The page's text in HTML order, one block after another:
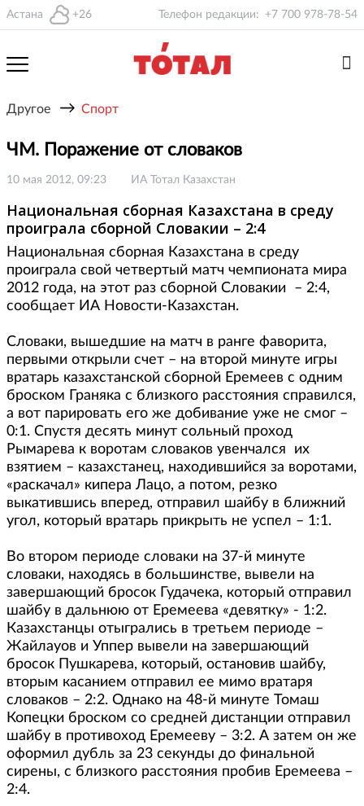
Астана +26 Телефон редакции: +7 700 978-78-54
Другое → Спорт
ЧМ. Поражение от словаков
10 мая 2012, 09:23 ИА Тотал Казахстан
Национальная сборная Казахстана в среду
проиграла сборной Словакии – 2:4
Национальная сборная Казахстана в среду
проиграла свой четвертый матч чемпионата мира
2012 года, на этот раз сборной Словакии – 2:4,
сообщает ИА Новости-Казахстан.
Словаки, вышедшие на матч в ранге фаворита,
первыми открыли счет – на второй минуте игры
вратарь казахстанской сборной Еремеев с одним
броском Граняка с близкого расстояния справился,
а вот парировать его же добивание уже не смог –
0:1. Спустя десять минут сольный проход
Рымарева к воротам словаков увенчался их
взятием – казахстанец, находившийся за воротами,
«раскачал» кипера Лацо, а потом, резко
выкатившись вперед, отправил шайбу в ближний
угол, который вратарь прикрыть не успел – 1:1.
Во втором периоде словаки на 37-й минуте
словаки, находясь в большинстве, вывели на
завершающий бросок Гудачека, который отправил
шайбу в дальнюю от Еремеева «девятку» - 1:2.
Казахстанцы отыгрались в третьем периоде –
Жайлауов и Уппер вывели на завершающий
бросок Пушкарева, который, остановив шайбу,
вторым касанием отправил ее мимо вратаря
словаков – 2:2. Однако на 48-й минуте Томаш
Копецки броском со средней дистанции отправил
шайбу в противоход Еремееву – 3:2. А затем он же
оформил дубль за 23 секунды до финальной
сирены, с близкого расстояния пробив Еремеева –
2:4.